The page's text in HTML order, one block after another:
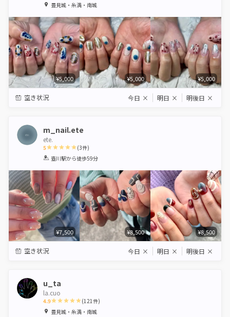
1 2 3 4 5
豊見城・糸満・南城
¥5,000 ¥5,000 ¥5,000
空き状況 今日 × 明日 × 明後日 ×
m_nail.ete
ete.
5
1 2 3 4 5
(3件)
壺川駅から徒歩59分
¥7,500 ¥8,500 ¥8,500
空き状況 今日 × 明日 × 明後日 ×
u_ta
la.cuo
4.9
1 2 3 4 5
(121件)
豊見城・糸満・南城